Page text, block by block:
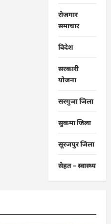
रोजगार
समाचार
विदेश
सरकारी
योजना
सरगुजा जिला
सुकमा जिला
सूरजपुर जिला
सेहत – स्‍वास्‍थ्‍य